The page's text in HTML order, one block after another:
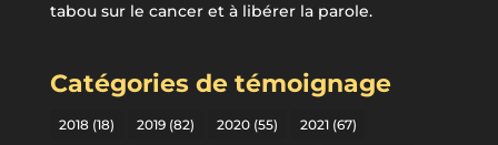
tabou sur le cancer et à libérer la parole.
Catégories de témoignage
2018(18) 2019(82) 2020(55) 2021(67)